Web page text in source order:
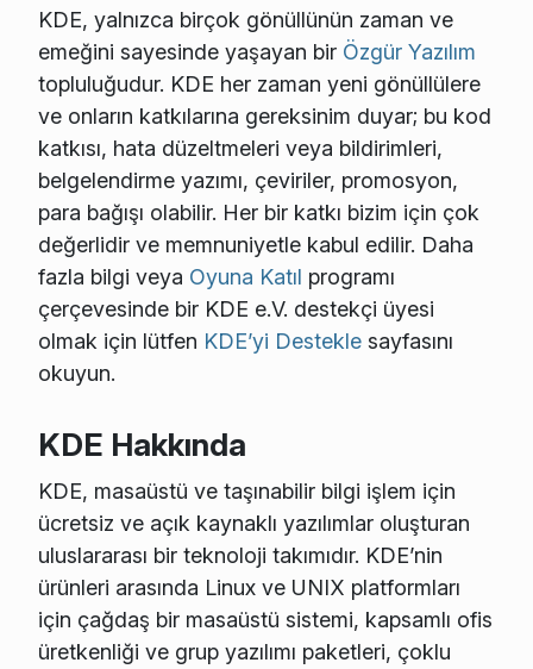
KDE, yalnızca birçok gönüllünün zaman ve
emeğini sayesinde yaşayan bir Özgür Yazılım
topluluğudur. KDE her zaman yeni gönüllülere
ve onların katkılarına gereksinim duyar; bu kod
katkısı, hata düzeltmeleri veya bildirimleri,
belgelendirme yazımı, çeviriler, promosyon,
para bağışı olabilir. Her bir katkı bizim için çok
değerlidir ve memnuniyetle kabul edilir. Daha
fazla bilgi veya Oyuna Katıl programı
çerçevesinde bir KDE e.V. destekçi üyesi
olmak için lütfen KDE’yi Desteklesayfasını
okuyun.
KDE Hakkında
KDE, masaüstü ve taşınabilir bilgi işlem için
ücretsiz ve açık kaynaklı yazılımlar oluşturan
uluslararası bir teknoloji takımıdır. KDE’nin
ürünleri arasında Linux ve UNIX platformları
için çağdaş bir masaüstü sistemi, kapsamlı ofis
üretkenliği ve grup yazılımı paketleri, çoklu